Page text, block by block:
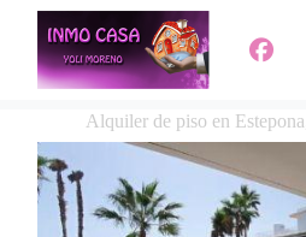
Alquiler de piso en